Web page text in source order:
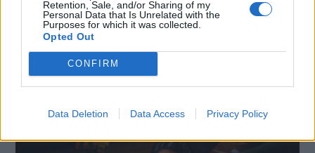
Retention, Sale, and/or Sharing of my
Personal Data that Is Unrelated with the
Purposes for which it was collected.
Opted Out
CONFIRM
Data Deletion Data Access Privacy Policy
SMARTPHONE E NON SOLO: TECNOGAZZETTA
XIAOMI PRESENTA I NUOVI REDMI 17 SERIES,
FOCUS SU AUTONOMIA E INTRATTENIMENTO